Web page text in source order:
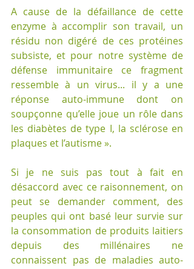
A cause de la défaillance de cette
enzyme à accomplir son travail, un
résidu non digéré de ces protéines
subsiste, et pour notre système de
défense immunitaire ce fragment
ressemble à un virus... il y a une
réponse auto-immune dont on
soupçonne qu’elle joue un rôle dans
les diabètes de type I, la sclérose en
plaques et l’autisme ».
Si je ne suis pas tout à fait en
désaccord avec ce raisonnement, on
peut se demander comment, des
peuples qui ont basé leur survie sur
la consommation de produits laitiers
depuis des millénaires ne
connaissent pas de maladies auto-